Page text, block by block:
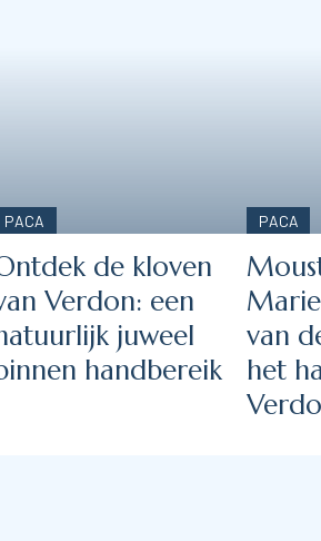
PACA
de kloven
Verdon: een
juweel
handbereik
PACA
van
het